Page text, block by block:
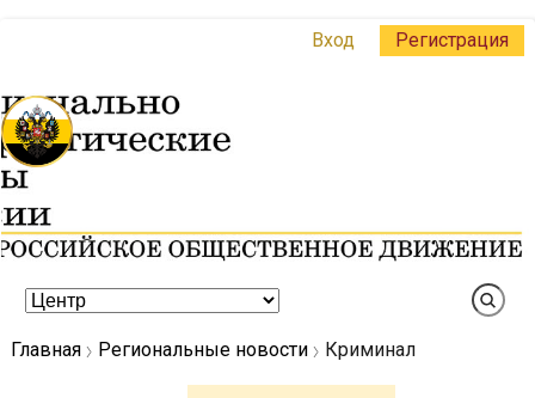
Вход Регистрация
Главная Региональные новости Криминал